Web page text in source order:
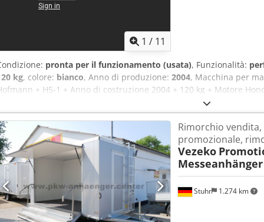
1 / 11
pronta per il funzionamento (usata), Funzionalità:
kg, colore: bianco, Anno di produzione: 2004, Macchina per
+ H5-1 + Anno di costruzione 2004 + 120 kg + Motore
Ricevi tutti i nuovi veicoli in vendita via e-mail: iscriviti alla nostra
salvo venduto!
Stuhr 1.274 km
Rimorchio
promozionale,
Vezeko